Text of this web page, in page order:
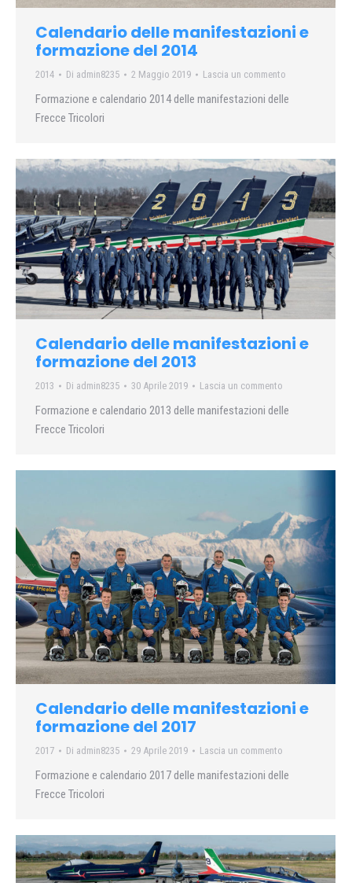
Calendario delle manifestazioni e
formazione del 2014
2014 Di admin8235 2 Maggio 2019 Lascia un commento
Formazione e calendario 2014 delle manifestazioni delle
Frecce Tricolori
Calendario delle manifestazioni e
formazione del 2013
2013 Di admin8235 30 Aprile 2019 Lascia un commento
Formazione e calendario 2013 delle manifestazioni delle
Frecce Tricolori
Calendario delle manifestazioni e
formazione del 2017
2017 Di admin8235 29 Aprile 2019 Lascia un commento
Formazione e calendario 2017 delle manifestazioni delle
Frecce Tricolori